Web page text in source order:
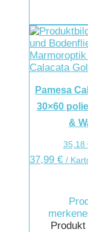
Pamesa
30×60
&
35,18
37,99 € /
merken